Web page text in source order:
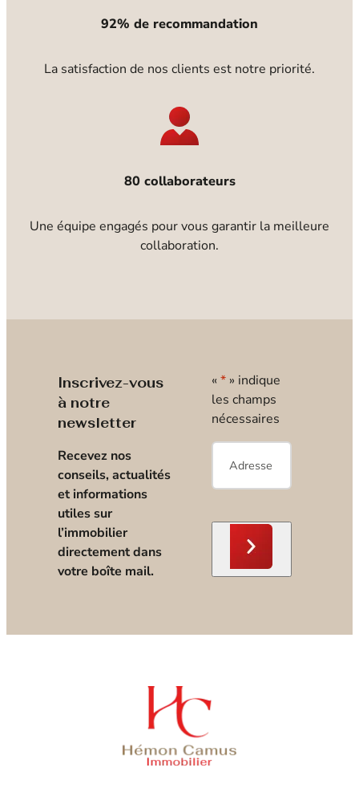
92% de recommandation
La satisfaction de nos clients est notre priorité.
80 collaborateurs
Une équipe engagés pour vous garantir la meilleure
collaboration.
Inscrivez-vous
à notre
newsletter
Recevez nos
conseils, actualités
et informations
utiles sur
l’immobilier
directement dans
votre boîte mail.
« * » indique
les champs
nécessaires
E-
mail*